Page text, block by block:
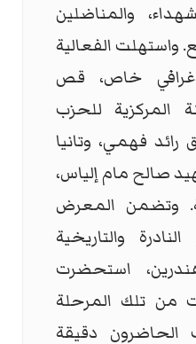
والمناضلين
واستهلت الفعالية
خاص، قص
المركزية للحزب
رائد فهمي، وتانيا
صالح مام إلياس،
وتضمن المعرض
والتاريخية
استحضرت
من تلك المرحلة
الحاضرون دقيقة